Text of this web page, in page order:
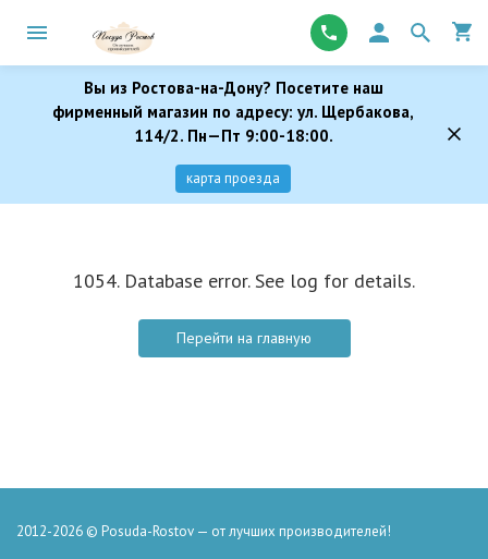
Вы из Ростова-на-Дону? Посетите наш
фирменный магазин по адресу: ул. Щербакова,
114/2. Пн—Пт 9:00-18:00.
карта проезда
1054. Database error. See log for details.
Перейти на главную
2012-2026 © Posuda-Rostov — от лучших производителей!